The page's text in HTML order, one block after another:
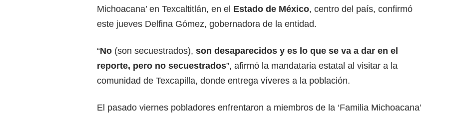
Michoacana’ en Texcaltitlán, en el Estado de México, centro del país, confirmó
este jueves Delfina Gómez, gobernadora de la entidad.
“No (son secuestrados), son desaparecidos y es lo que se va a dar en el
reporte, pero no secuestrados”, afirmó la mandataria estatal al visitar a la
comunidad de Texcapilla, donde entrega víveres a la población.
El pasado viernes pobladores enfrentaron a miembros de la ‘Familia Michoacana’